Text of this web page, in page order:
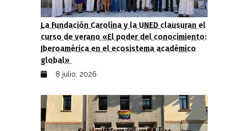
La Fundación Carolina y la UNED clausuran el
curso de verano «El poder del conocimiento:
Iberoamérica en el ecosistema académico
global»
8 julio, 2026